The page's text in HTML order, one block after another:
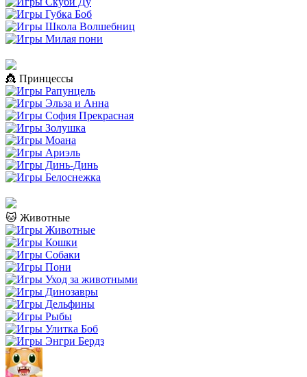
👸 Принцессы
🐱 Животные